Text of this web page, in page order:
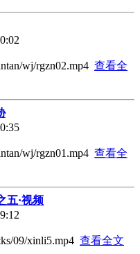
wj/rgzn02.mp4 查看全
wj/rgzn01.mp4 查看全
五·视频
09/xinli5.mp4 查看全文